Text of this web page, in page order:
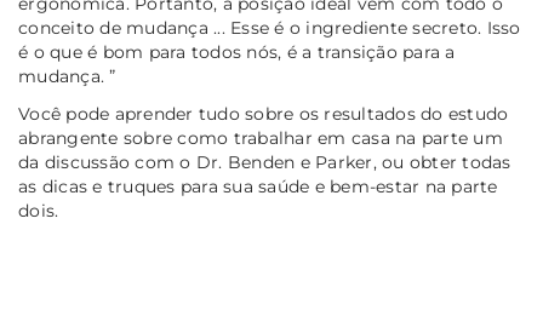
conceito de mudança ... Esse é o ingrediente secreto. Isso
é o que é bom para todos nós, é a transição para a
mudança. ”
Você pode aprender tudo sobre os resultados do estudo
abrangente sobre como trabalhar em casa na parte um
da discussão com o Dr. Benden e Parker, ou obter todas
as dicas e truques para sua saúde e bem-estar na parte
dois.